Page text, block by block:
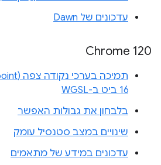
עדכונים של Dawn
Chrome 120
16 ביט ב-WGSL
בלבחון את גבולות האפשר
שינויים במצב סטנסיל עומק
עדכונים במידע של מתאמים